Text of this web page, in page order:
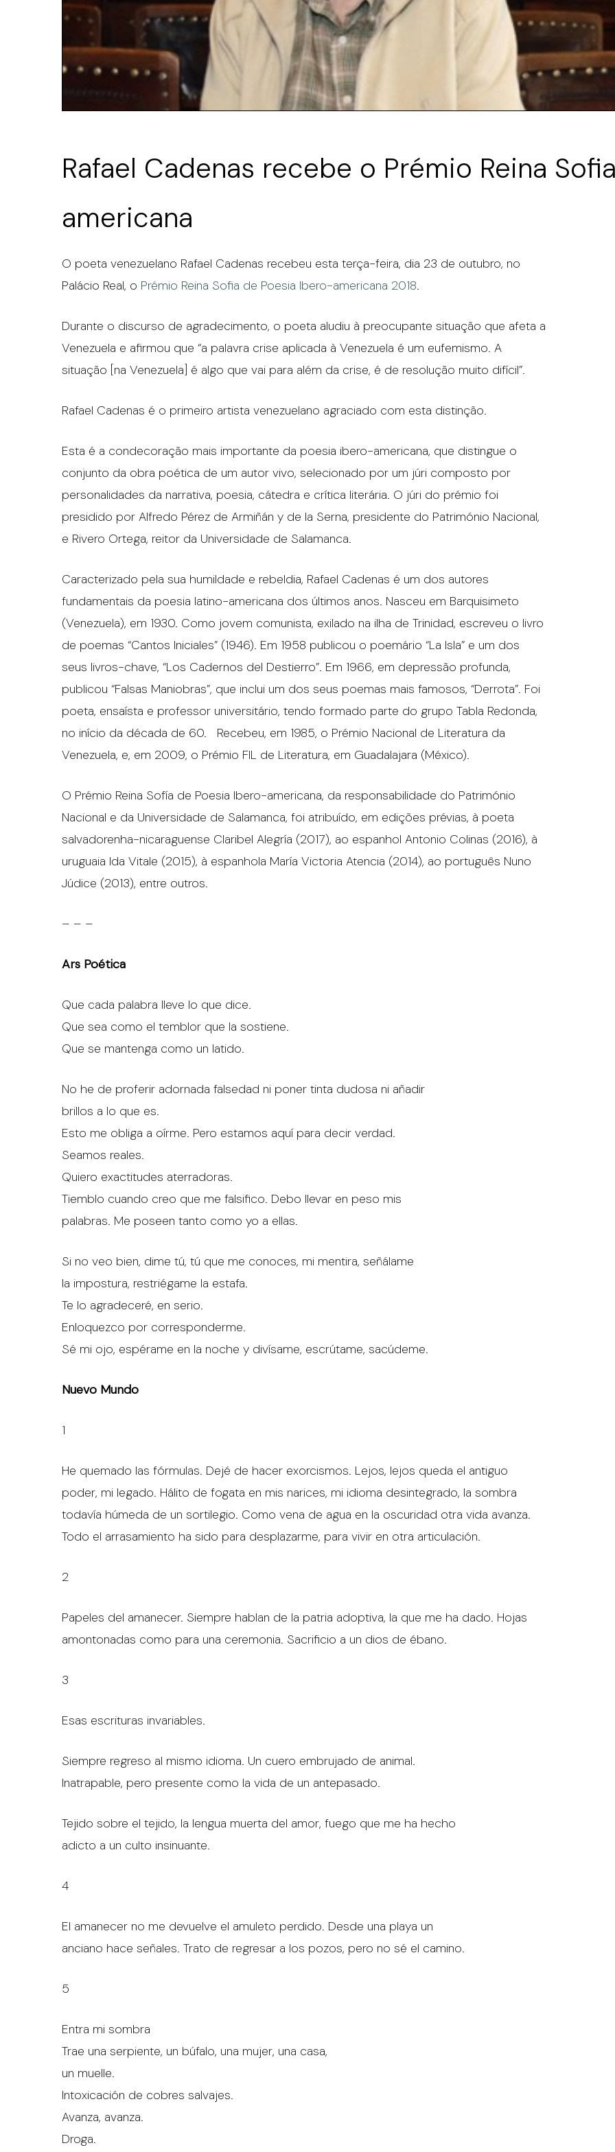
Rafael Cadenas recebe o Prémio Reina
americana
O poeta venezuelano Rafael Cadenas recebeu esta terça-feira, dia 23 de outubro, no
Palácio Real, o Prémio Reina Sofia de Poesia Ibero-americana 2018.
Durante o discurso de agradecimento, o poeta aludiu à preocupante situação que afeta a
Venezuela e afirmou que “a palavra crise aplicada à Venezuela é um eufemismo. A
situação [na Venezuela] é algo que vai para além da crise, é de resolução muito difícil”.
Rafael Cadenas é o primeiro artista venezuelano agraciado com esta distinção.
Esta é a condecoração mais importante da poesia ibero-americana, que distingue o
conjunto da obra poética de um autor vivo, selecionado por um júri composto por
personalidades da narrativa, poesia, cátedra e crítica literária. O júri do prémio foi
presidido por Alfredo Pérez de Armiñán y de la Serna, presidente do Património Nacional,
e Rivero Ortega, reitor da Universidade de Salamanca.
Caracterizado pela sua humildade e rebeldia, Rafael Cadenas é um dos autores
fundamentais da poesia latino-americana dos últimos anos. Nasceu em Barquisimeto
(Venezuela), em 1930. Como jovem comunista, exilado na ilha de Trinidad, escreveu o livro
de poemas “Cantos Iniciales” (1946). Em 1958 publicou o poemário “La Isla” e um dos
seus livros-chave, “Los Cadernos del Destierro”. Em 1966, em depressão profunda,
publicou “Falsas Maniobras”, que inclui um dos seus poemas mais famosos, “Derrota”. Foi
poeta, ensaísta e professor universitário, tendo formado parte do grupo Tabla Redonda,
no início da década de 60. Recebeu, em 1985, o Prémio Nacional de Literatura da
Venezuela, e, em 2009, o Prémio FIL de Literatura, em Guadalajara (México).
O Prémio Reina Sofía de Poesia Ibero-americana, da responsabilidade do Património
Nacional e da Universidade de Salamanca, foi atribuído, em edições prévias, à poeta
salvadorenha-nicaraguense Claribel Alegría (2017), ao espanhol Antonio Colinas (2016), à
uruguaia Ida Vitale (2015), à espanhola María Victoria Atencia (2014), ao português Nuno
Júdice (2013), entre outros.
– – –
Ars Poética
Que cada palabra lleve lo que dice.
Que sea como el temblor que la sostiene.
Que se mantenga como un latido.
No he de proferir adornada falsedad ni poner tinta dudosa ni añadir
brillos a lo que es.
Esto me obliga a oírme. Pero estamos aquí para decir verdad.
Seamos reales.
Quiero exactitudes aterradoras.
Tiemblo cuando creo que me falsifico. Debo llevar en peso mis
palabras. Me poseen tanto como yo a ellas.
Si no veo bien, dime tú, tú que me conoces, mi mentira, señálame
la impostura, restriégame la estafa.
Te lo agradeceré, en serio.
Enloquezco por corresponderme.
Sé mi ojo, espérame en la noche y divísame, escrútame, sacúdeme.
Nuevo Mundo
1
He quemado las fórmulas. Dejé de hacer exorcismos. Lejos, lejos queda el antiguo
poder, mi legado. Hálito de fogata en mis narices, mi idioma desintegrado, la sombra
todavía húmeda de un sortilegio. Como vena de agua en la oscuridad otra vida avanza.
Todo el arrasamiento ha sido para desplazarme, para vivir en otra articulación.
2
Papeles del amanecer. Siempre hablan de la patria adoptiva, la que me ha dado. Hojas
amontonadas como para una ceremonia. Sacrificio a un dios de ébano.
3
Esas escrituras invariables.
Siempre regreso al mismo idioma. Un cuero embrujado de animal.
Inatrapable, pero presente como la vida de un antepasado.
Tejido sobre el tejido, la lengua muerta del amor, fuego que me ha hecho
adicto a un culto insinuante.
4
El amanecer no me devuelve el amuleto perdido. Desde una playa un
anciano hace señales. Trato de regresar a los pozos, pero no sé el camino.
5
Entra mi sombra
Trae una serpiente, un búfalo, una mujer, una casa,
un muelle.
Intoxicación de cobres salvajes.
Avanza, avanza.
Droga.